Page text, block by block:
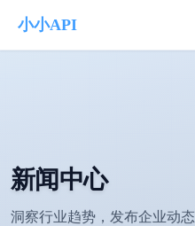
小小API
新闻中心
洞察行业趋势，发布企业动态